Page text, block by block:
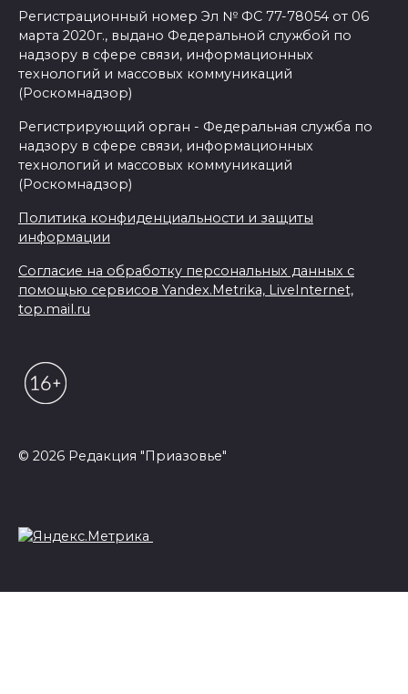
Регистрационный номер Эл № ФС 77-78054 от 06
марта 2020г., выдано Федеральной службой по
надзору в сфере связи, информационных
технологий и массовых коммуникаций
(Роскомнадзор)
Регистрирующий орган - Федеральная служба по
надзору в сфере связи, информационных
технологий и массовых коммуникаций
(Роскомнадзор)
Политика конфиденциальности и защиты
информации
Согласие на обработку персональных данных с
помощью сервисов Yandex.Metrika, LiveInternet,
top.mail.ru
© 2026 Редакция "Приазовье"